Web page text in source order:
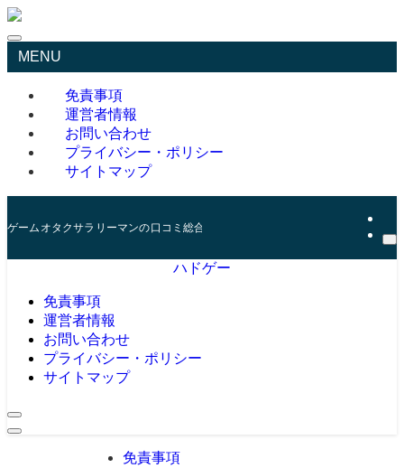
MENU
免責事項
運営者情報
お問い合わせ
プライバシー・ポリシー
サイトマップ
ゲームオタクサラリーマンの口コミ総合サイト
ハドゲー
免責事項
運営者情報
お問い合わせ
プライバシー・ポリシー
サイトマップ
免責事項